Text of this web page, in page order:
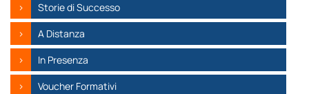
Storie di Successo
A Distanza
In Presenza
Voucher Formativi